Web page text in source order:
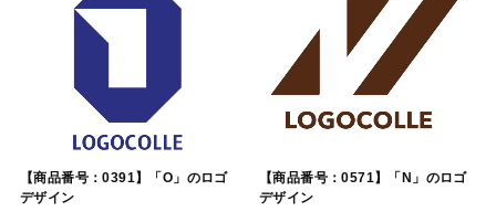
【商品番号：0391】「O」のロゴ
デザイン
【商品番号：0571】「N」のロゴ
デザイン